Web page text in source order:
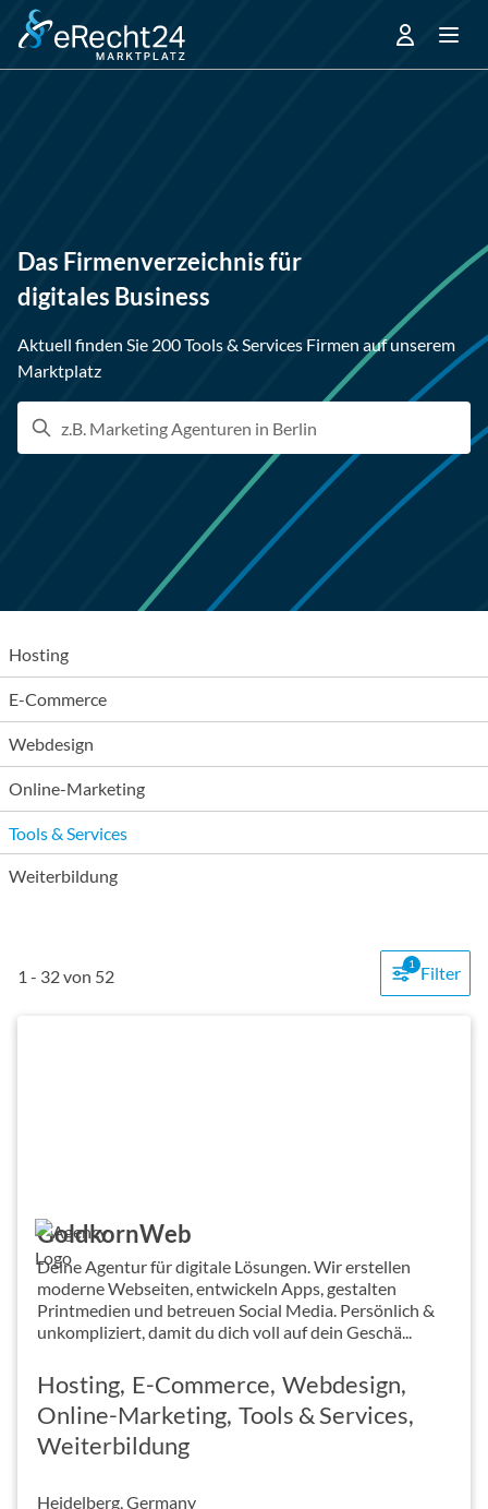
Das Firmenverzeichnis für
digitales Business
Aktuell finden Sie 200 Tools & Services Firmen auf unserem
Marktplatz
Hosting
E-Commerce
Webdesign
Online-Marketing
Tools & Services
Weiterbildung
Filter
1
1 - 32von 52
GoldkornWeb
Deine Agentur für digitale Lösungen. Wir erstellen
moderne Webseiten, entwickeln Apps, gestalten
Printmedien und betreuen Social Media. Persönlich &
unkompliziert, damit du dich voll auf dein Geschä...
Hosting E-Commerce Webdesign
Online-Marketing Tools & Services
Weiterbildung
Heidelberg, Germany